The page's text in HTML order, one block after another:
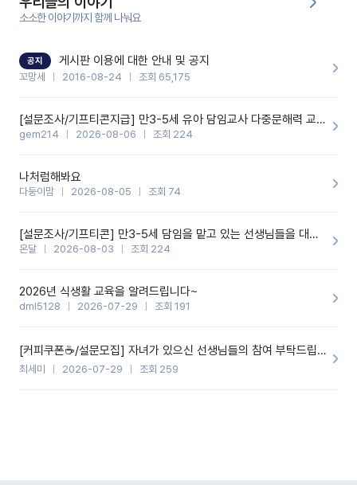
안심시킬 수 있었습니다.이 부분은 꼬망봇이 추가로 알려준 응대 tip
입니다.학부모님께 전화를 드리기 전에, 내용을 숙지하여 좀 더 전문
성 있는 교사가 되어 대화를 나눌 수 있었습니다.꼬망세 AI학부모 응
기능을 개발해 주셔서 감사합니다.
소소한 이야기까지 함께 나눠요
공지 게시판 이용에 대한 안내 및 공지
꼬망세 2016-08-24 조회 65,175
[설문조사/기프티콘지급] 만3-5세 유아 담임교사 다중문해력 교육 증진을 위한 설문조사
gem214 2026-08-06 조회 224
나처럼해봐요
다둥이맘 2026-08-05 조회 74
[설문조사/기프티콘] 만3-5세 담임을 맡고 있는 선생님들을 대상으로 설문조사를 합니다!
온달 2026-08-03 조회 224
2026년 식생활 교육을 알려드립니다~
dml5128 2026-07-29 조회 191
[커피쿠폰☕️/설문모집] 자녀가 있으신 선생님들의 참여 부탁드립니다!!
최세미 2026-07-29 조회 259